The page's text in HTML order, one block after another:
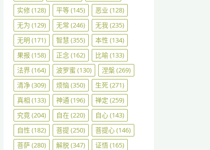
实修(128) 平等(145) 恶业 (128)
无为 (129) 无常 (246) 无我(235)
无明 (171) 智慧 (355) 本性 (134)
果报 (158) 正念(162) 比喻(133)
法界(164) 波罗蜜 (130) 涅槃(269)
清净(309) 烦恼(350) 生死(271)
真相 (133) 神通 (196) 禅定 (259)
究竟(204) 自在(220) 自心(143)
自性 (182) 菩提(250) 菩提心(146)
菩萨(280) 解脱(347) 证悟(165)